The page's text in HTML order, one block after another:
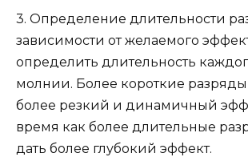
3. Определение длительности
зависимости от желаемого
определить длительность
молнии. Более короткие
более резкий и динамичный
время как более длительные
дать более глубокий эффект.